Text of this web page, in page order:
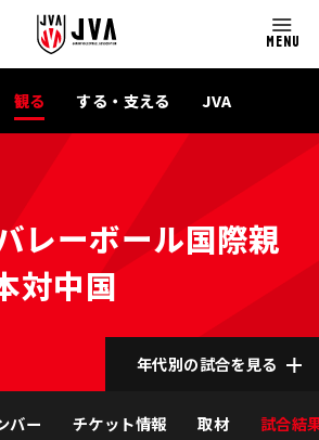
MENU
観る する・支える JVA
レーボール国際親
対中国
年代別の試合を見る
バー チケット情報 取材 試合結